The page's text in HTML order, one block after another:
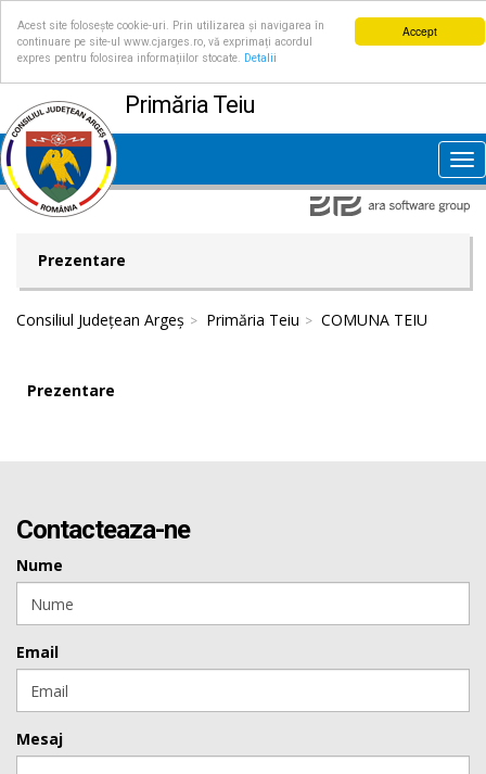
Accept
Acest site folosește cookie-uri. Prin utilizarea și navigarea în
continuare pe site-ul www.cjarges.ro, vă exprimați acordul
expres pentru folosirea informațiilor stocate.
Detalii
Primăria Teiu
Prezentare
Consiliul Județean Argeș Primăria Teiu COMUNA TEIU
Prezentare
Contacteaza-ne
Nume
Email
Mesaj